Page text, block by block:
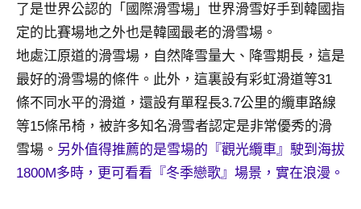
目
班
底、
外
景
節
目
主
持、
了是世界公認的「國際滑雪場」世界滑雪好手到韓國指
定的比賽場地之外也是韓國最老的滑雪場。
地處江原道的滑雪場，自然降雪量大、降雪期長，這是
最好的滑雪場的條件。此外，這裏設有彩虹滑道等31
條不同水平的滑道，還設有單程長3.7公里的纜車路線
等15條吊椅，被許多知名滑雪者認定是非常優秀的滑
雪場。 另外值得推薦的是雪場的『觀光纜車』駛到海拔
1800M多時，更可看看『冬季戀歌』場景，實在浪漫。